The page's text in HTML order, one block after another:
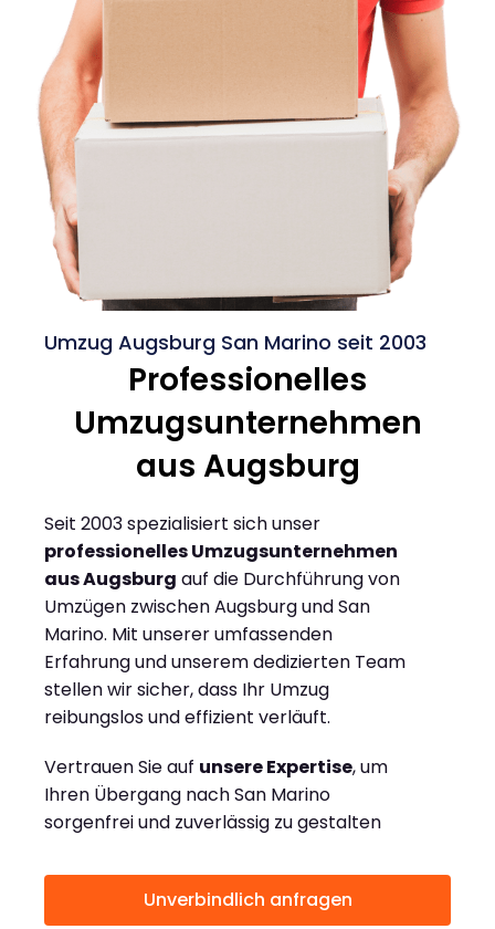
Umzug Augsburg San Marino seit 2003
Professionelles
Umzugsunternehmen
aus Augsburg
Seit 2003 spezialisiert sich unser
professionelles Umzugsunternehmen
aus Augsburg auf die Durchführung von
Umzügen zwischen Augsburg und San
Marino. Mit unserer umfassenden
Erfahrung und unserem dedizierten Team
stellen wir sicher, dass Ihr Umzug
reibungslos und effizient verläuft.
Vertrauen Sie auf unsere Expertise, um
Ihren Übergang nach San Marino
sorgenfrei und zuverlässig zu gestalten
Unverbindlich anfragen